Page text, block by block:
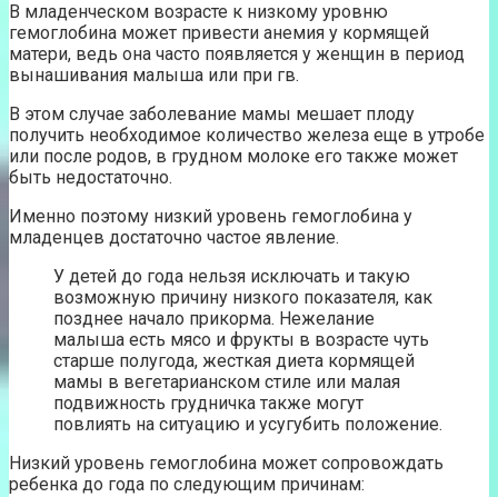
В младенческом возрасте к низкому уровню
гемоглобина может привести анемия у кормящей
матери, ведь она часто появляется у женщин в период
вынашивания малыша или при гв.
В этом случае заболевание мамы мешает плоду
получить необходимое количество железа еще в утробе
или после родов, в грудном молоке его также может
быть недостаточно.
Именно поэтому низкий уровень гемоглобина у
младенцев достаточно частое явление.
У детей до года нельзя исключать и такую
возможную причину низкого показателя, как
позднее начало прикорма. Нежелание
малыша есть мясо и фрукты в возрасте чуть
старше полугода, жесткая диета кормящей
мамы в вегетарианском стиле или малая
подвижность грудничка также могут
повлиять на ситуацию и усугубить положение.
Низкий уровень гемоглобина может сопровождать
ребенка до года по следующим причинам: